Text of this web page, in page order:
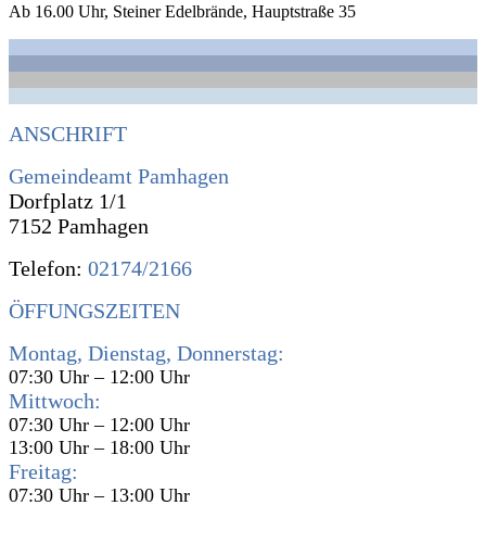
Ab 16.00 Uhr, Steiner Edelbrände, Hauptstraße 35
ANSCHRIFT
Gemeindeamt Pamhagen
Dorfplatz 1/1
7152 Pamhagen
Telefon: 02174/2166
ÖFFUNGSZEITEN
Montag, Dienstag, Donnerstag:
07:30 Uhr – 12:00 Uhr
Mittwoch:
07:30 Uhr – 12:00 Uhr
13:00 Uhr – 18:00 Uhr
Freitag:
07:30 Uhr – 13:00 Uhr